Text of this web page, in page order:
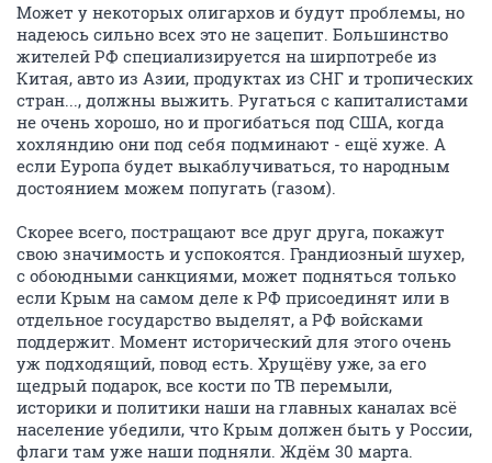
Может у некоторых олигархов и будут проблемы, но
надеюсь сильно всех это не зацепит. Большинство
жителей РФ специализируется на ширпотребе из
Китая, авто из Азии, продуктах из СНГ и тропических
стран..., должны выжить. Ругаться с капиталистами
не очень хорошо, но и прогибаться под США, когда
хохляндию они под себя подминают - ещё хуже. А
если Еуропа будет выкаблучиваться, то народным
достоянием можем попугать (газом).
Скорее всего, постращают все друг друга, покажут
свою значимость и успокоятся. Грандиозный шухер,
с обоюдными санкциями, может подняться только
если Крым на самом деле к РФ присоединят или в
отдельное государство выделят, а РФ войсками
поддержит. Момент исторический для этого очень
уж подходящий, повод есть. Хрущёву уже, за его
щедрый подарок, все кости по ТВ перемыли,
историки и политики наши на главных каналах всё
население убедили, что Крым должен быть у России,
флаги там уже наши подняли. Ждём 30 марта.